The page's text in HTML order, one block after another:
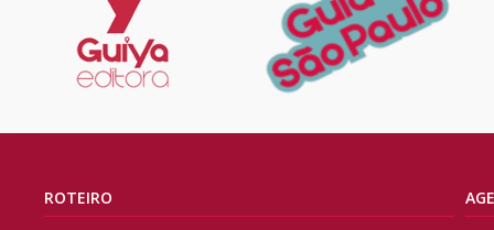
ROTEIRO